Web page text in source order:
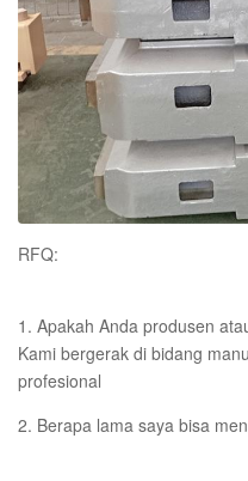
RFQ:
1. Apakah Anda produsen
Kami bergerak di bidang
profesional
2. Berapa lama saya bisa